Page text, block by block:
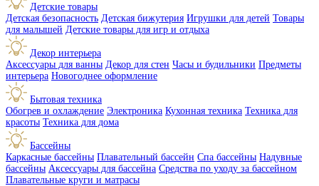
Детские товары
Детская безопасность Детская бижутерия Игрушки для детей Товары
для малышей Детские товары для игр и отдыха
Декор интерьера
Аксессуары для ванны Декор для стен Часы и будильники Предметы
интерьера Новогоднее оформление
Бытовая техника
Обогрев и охлаждение Электроника Кухонная техника Техника для
красоты Техника для дома
Бассейны
Каркасные бассейны Плавательный бассейн Спа бассейны Надувные
бассейны Аксессуары для бассейна Средства по уходу за бассейном
Плавательные круги и матрасы